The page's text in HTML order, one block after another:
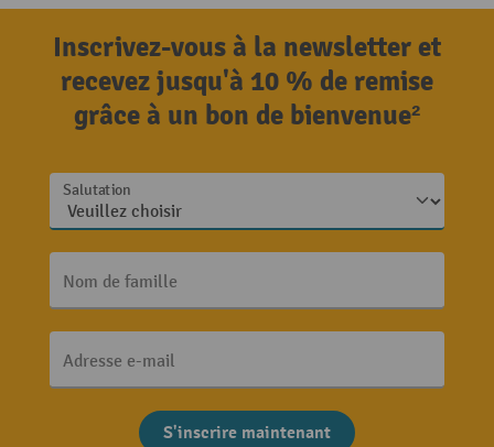
Inscrivez-vous à la newsletter et
recevez jusqu'à 10 % de remise
grâce à un bon de bienvenue²
Salutation
Nom de famille
Adresse e-mail
S'inscrire maintenant